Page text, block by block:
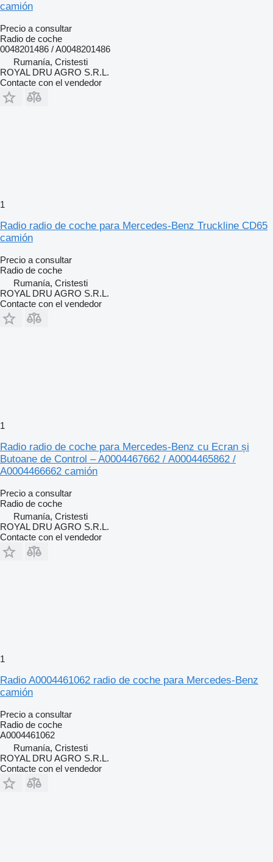
camión
Precio a consultar
Radio de coche
0048201486 / A0048201486
Rumanía, Cristesti
ROYAL DRU AGRO S.R.L.
Contacte con el vendedor
1
Radio radio de coche para Mercedes-Benz Truckline CD65
camión
Precio a consultar
Radio de coche
Rumanía, Cristesti
ROYAL DRU AGRO S.R.L.
Contacte con el vendedor
1
Radio radio de coche para Mercedes-Benz cu Ecran și
Butoane de Control – A0004467662 / A0004465862 /
A0004466662 camión
Precio a consultar
Radio de coche
Rumanía, Cristesti
ROYAL DRU AGRO S.R.L.
Contacte con el vendedor
1
Radio A0004461062 radio de coche para Mercedes-Benz
camión
Precio a consultar
Radio de coche
A0004461062
Rumanía, Cristesti
ROYAL DRU AGRO S.R.L.
Contacte con el vendedor